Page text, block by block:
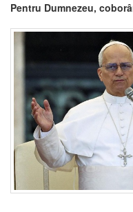
Pentru Dumnezeu,